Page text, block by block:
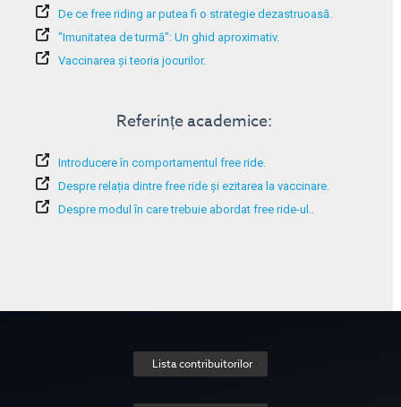
De ce free riding ar putea fi o strategie dezastruoasă.
"Imunitatea de turmă": Un ghid aproximativ.
Vaccinarea și teoria jocurilor.
Referințe academice:
Introducere în comportamentul free ride.
Despre relația dintre free ride și ezitarea la vaccinare.
Despre modul în care trebuie abordat free ride-ul..
Lista contribuitorilor